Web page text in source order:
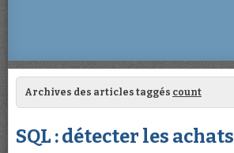
Archives des articles taggés count
SQL : détecter les achats